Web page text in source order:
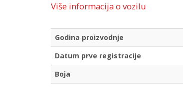
Više informacija o vozilu
Godina proizvodnje
Datum prve registracije
Boja